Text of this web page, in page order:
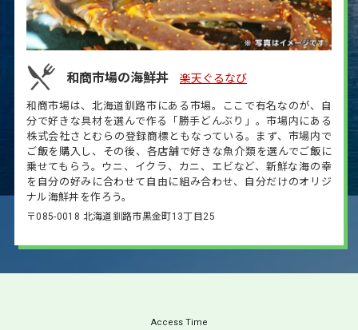
和商市場の海鮮丼 楽天ぐるなび
和商市場は、北海道釧路市にある市場。ここで有名なのが、自
分で好きな具材を選んで作る「勝手どんぶり」。市場内にある
株式会社さとむらの登録商標ともなっている。まず、市場内で
ご飯を購入し、その後、各店舗で好きな魚介類を選んでご飯に
乗せてもらう。ウニ、イクラ、カニ、エビなど、新鮮な海の幸
を自分の好みに合わせて自由に組み合わせ、自分だけのオリジ
ナル海鮮丼を作ろう。
〒085-0018 北海道釧路市黒金町13丁目25
Access Time